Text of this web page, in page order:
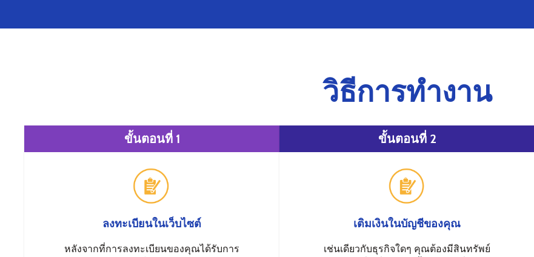
วิธีการทำงาน
ขั้นตอนที่ 1
ลงทะเบียนในเว็บไซต์
หลังจากที่การลงทะเบียนของคุณได้รับการ
ขั้นตอนที่ 2
เติมเงินในบัญชีของคุณ
เช่นเดียวกับธุรกิจใดๆ คุณต้องมีสินทรัพย์